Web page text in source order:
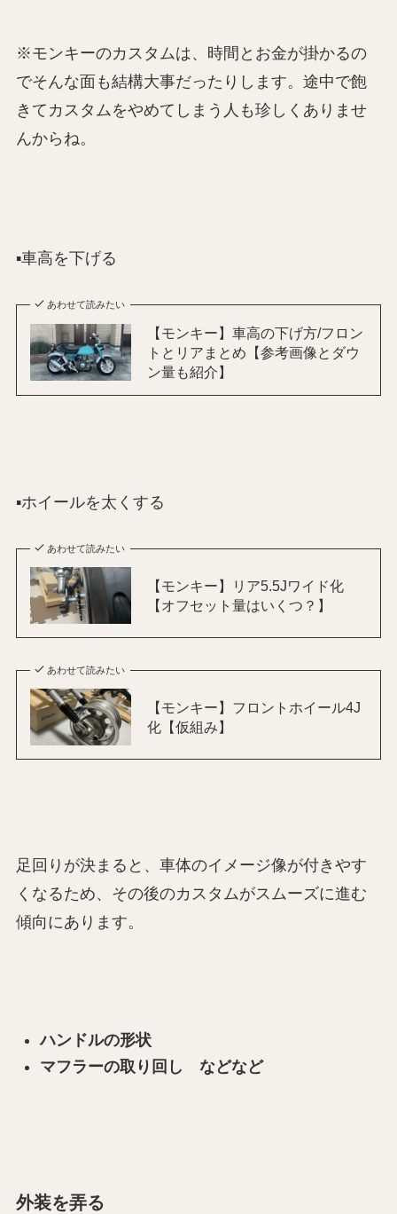
※モンキーのカスタムは、時間とお金が掛かるの
でそんな面も結構大事だったりします。途中で飽
きてカスタムをやめてしまう人も珍しくありませ
んからね。
▪️車高を下げる
あわせて読みたい
【モンキー】車高の下げ方/フロン
トとリアまとめ【参考画像とダウ
ン量も紹介】
▪️ホイールを太くする
あわせて読みたい
【モンキー】リア5.5Jワイド化
【オフセット量はいくつ？】
あわせて読みたい
【モンキー】フロントホイール4J
化【仮組み】
足回りが決まると、車体のイメージ像が付きやす
くなるため、その後のカスタムがスムーズに進む
傾向にあります。
ハンドルの形状
マフラーの取り回し などなど
外装を弄る